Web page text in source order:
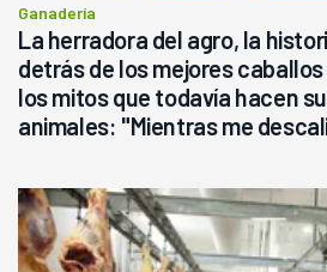
Ganadería
La herradora del agro, la
detrás de los mejores
los mitos que todavía hacen
animales: "Mientras me